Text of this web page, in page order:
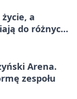
a
do różnych
Arena.
zespołu